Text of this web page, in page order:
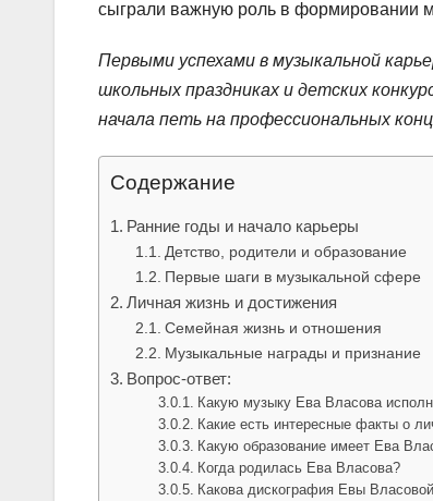
сыграли важную роль в формировании
Первыми успехами в музыкальной
школьных праздниках и детских
начала петь на профессиональных
Содержание
Ранние годы и начало карьеры
Детство, родители и образование
Первые шаги в музыкальной сфере
Личная жизнь и достижения
Семейная жизнь и отношения
Музыкальные награды и признание
Вопрос-ответ:
Какую музыку Ева Власова
Какие есть интересные факты о
Какую образование имеет Ева
Когда родилась Ева Власова?
Какова дискография Евы